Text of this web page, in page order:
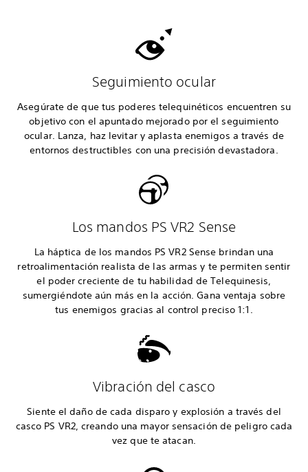
Seguimiento ocular
Asegúrate de que tus poderes telequinéticos encuentren su
objetivo con el apuntado mejorado por el seguimiento
ocular. Lanza, haz levitar y aplasta enemigos a través de
entornos destructibles con una precisión devastadora.
Los mandos PS VR2 Sense
La háptica de los mandos PS VR2 Sense brindan una
retroalimentación realista de las armas y te permiten sentir
el poder creciente de tu habilidad de Telequinesis,
sumergiéndote aún más en la acción. Gana ventaja sobre
tus enemigos gracias al control preciso 1:1.
Vibración del casco
Siente el daño de cada disparo y explosión a través del
casco PS VR2, creando una mayor sensación de peligro cada
vez que te atacan.